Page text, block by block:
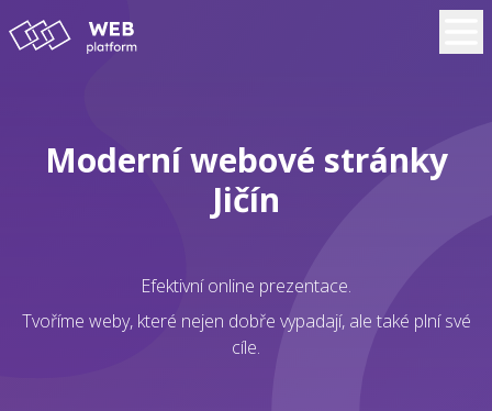
Moderní webové stránky
Jičín
Efektivní online prezentace.
Tvoříme weby, které nejen dobře vypadají, ale také plní své
cíle.